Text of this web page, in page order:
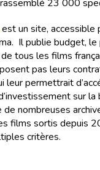
23 000
est un site, accessible
Il publie budget,
tous les films
pas leurs
leur permettrait
sur
nombreuses
films sortis depuis
critères.